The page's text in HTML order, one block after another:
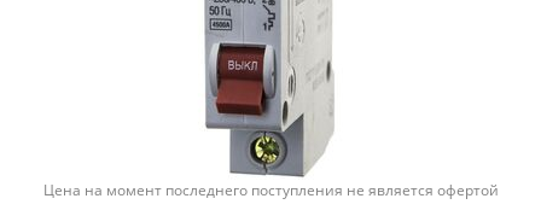
Цена на момент последнего поступления не является офертой